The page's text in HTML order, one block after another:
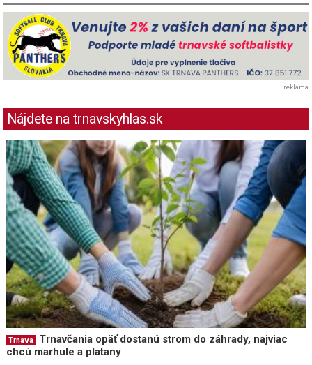
reklama
Nájdete na trnavskyhlas.sk
Trnava
Trnavčania opäť dostanú strom do záhrady, najviac
chcú marhule a platany